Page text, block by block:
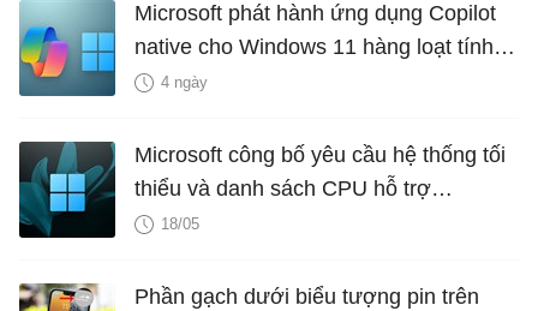
Microsoft phát hành ứng dụng Copilot
native cho Windows 11 hàng loạt tính
năng mới Hữu Ích
4 ngày
Microsoft công bố yêu cầu hệ thống tối
thiểu và danh sách CPU hỗ trợ
Windows 11 LTSC 2024
18/05
Phần gạch dưới biểu tượng pin trên